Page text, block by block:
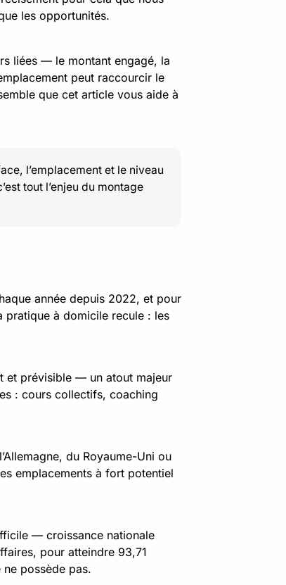
les opportunités.
liées — le montant engagé, la
peut raccourcir le
que cet article vous aide à
l’emplacement et le niveau
tout l’enjeu du montage
année depuis 2022, et pour
pratique à domicile recule : les
et prévisible — un atout majeur
: cours collectifs, coaching
du Royaume-Uni ou
emplacements à fort potentiel
— croissance nationale
pour atteindre 93,71
ne possède pas.